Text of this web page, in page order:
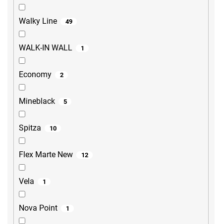
Walky Line 49
WALK-IN WALL 1
Economy 2
Mineblack 5
Spitza 10
Flex Marte New 12
Vela 1
Nova Point 1